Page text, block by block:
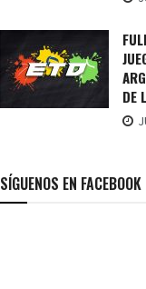
DE
SÍGUENOS EN FACEBOOK